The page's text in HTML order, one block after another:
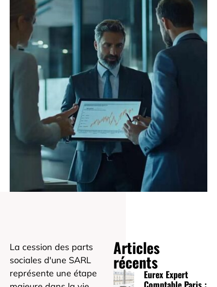
La cession des parts
sociales d'une SARL
représente une étape
Articles
récents
Eurex Expert